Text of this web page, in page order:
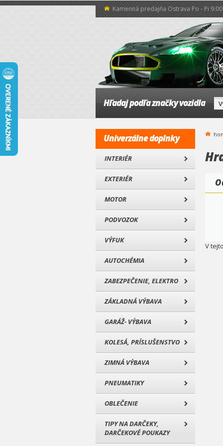
Kamenná predajňa Ostrava Po - Pi
Hľadaj podľa značky vozidla
Univerzálne doplnky
INTERIÉR
EXTERIÉR
MOTOR
PODVOZOK
VÝFUK
AUTOCHÉMIA
ZABEZPEČENIE, ELEKTRO
ZÁKLADNÁ VÝBAVA
GARÁŽ- VÝBAVA
KOLESÁ, PRÍSLUŠENSTVO
ZIMNÁ VÝBAVA
PNEUMATIKY
OBLEČENIE
TIPY NA DARČEKY,
DARČEKOVÉ POUKAZY
V